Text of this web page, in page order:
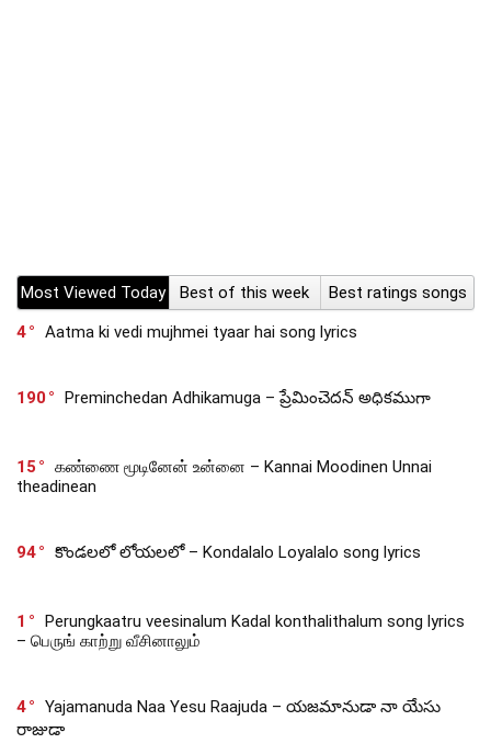
Most Viewed Today Best of this week
Best ratings songs
4
Aatma ki vedi mujhmei tyaar hai song lyrics
190 Preminchedan Adhikamuga – ప్రేమించెదన్ అధికముగా
15
கண்ணை மூடினேன் உன்னை – Kannai Moodinen Unnai
theadinean
94 కొండలలో లోయలలో – Kondalalo Loyalalo song lyrics
1
Perungkaatru veesinalum Kadal konthalithalum song lyrics
– பெருங் காற்று வீசினாலும்
4
Yajamanuda Naa Yesu Raajuda – యజమానుడా నా యేసు
రాజుడా